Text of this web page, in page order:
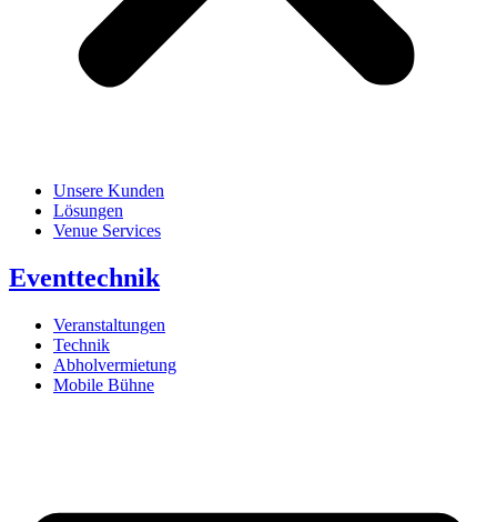
Unsere Kunden
Lösungen
Venue Services
Eventtechnik
Veranstaltungen
Technik
Abholvermietung
Mobile Bühne